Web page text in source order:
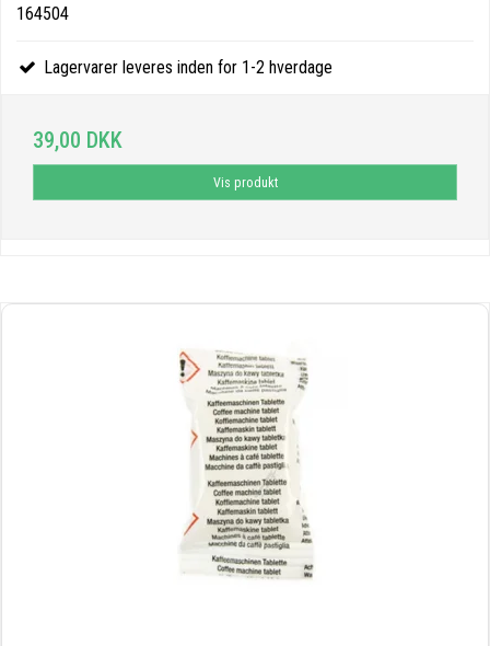
164504
Lagervarer leveres inden for 1-2 hverdage
39,00 DKK
Vis produkt